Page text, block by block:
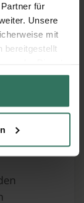
für
Unsere
mit
bereitgestellt